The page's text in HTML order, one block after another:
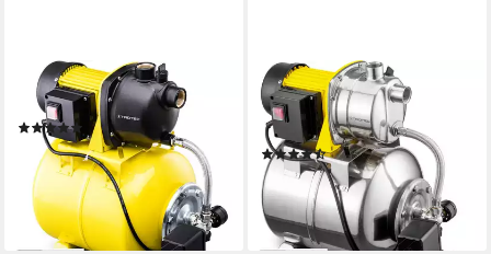
TROTEC
Hauswasserwerk TGP 1025 E
(2)
101,99 € UVP149,99 €
-32%
lieferbar - in 3-4 Werktagen bei dir
TROTEC
Hauswasserwerk TGP 1025
ES
(6)
146,99 € UVP189,99 €
-23%
lieferbar - in 3-4 Werktagen bei dir